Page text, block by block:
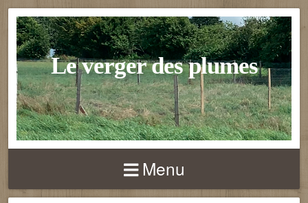
Le verger des plumes
Menu